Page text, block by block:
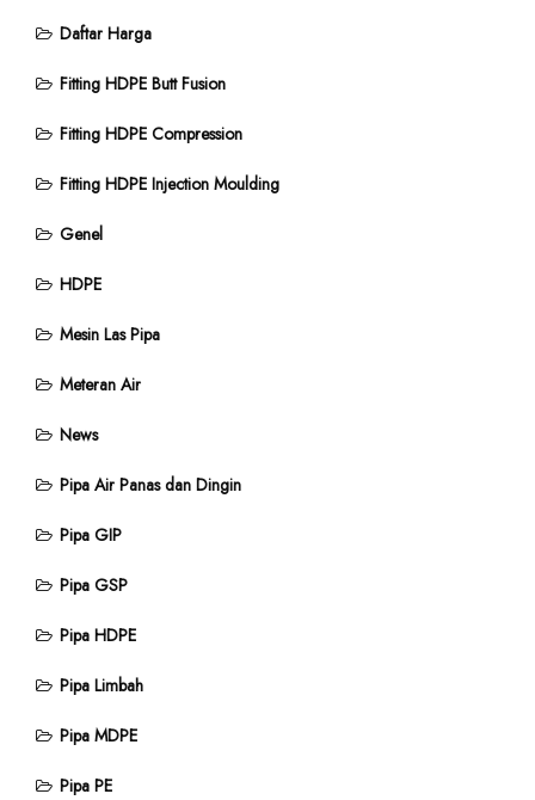
Daftar Harga
Fitting HDPE Butt Fusion
Fitting HDPE Compression
Fitting HDPE Injection Moulding
Genel
HDPE
Mesin Las Pipa
Meteran Air
News
Pipa Air Panas dan Dingin
Pipa GIP
Pipa GSP
Pipa HDPE
Pipa Limbah
Pipa MDPE
Pipa PE